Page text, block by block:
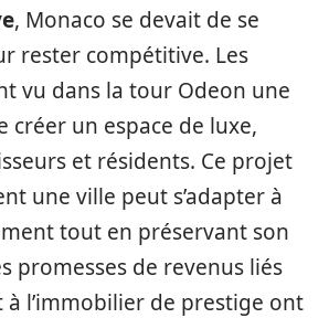
, Monaco se devait de se
rester compétitive. Les
vu dans la tour Odeon une
créer un espace de luxe,
et résidents. Ce projet
une ville peut s’adapter à
tout en préservant son
promesses de revenus liés
l’immobilier de prestige ont